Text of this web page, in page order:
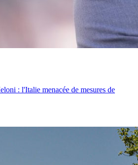
: l'Italie menacée de mesures de